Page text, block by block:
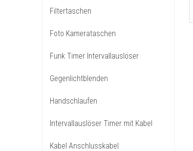
Filtertaschen
Foto Kamerataschen
Funk Timer Intervallauslöser
Gegenlichtblenden
Handschlaufen
Intervallauslöser Timer mit Kabel
Kabel Anschlusskabel